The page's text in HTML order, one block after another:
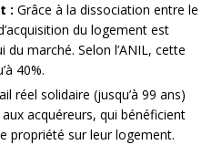
: Grâce à la dissociation entre le
du logement est
marché. Selon l’ANIL, cette
40%.
réel solidaire (jusqu’à 99 ans)
acquéreurs, qui bénéficient
propriété sur leur logement.